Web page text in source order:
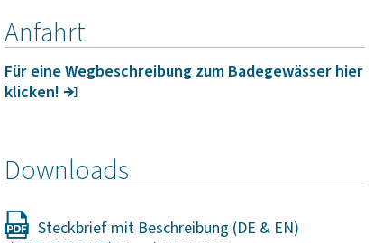
Anfahrt
Für eine Wegbe­schrei­bung zum Bade­ge­wässer hier
klicken!
Downloads
Steckbrief mit Beschreibung (DE & EN)